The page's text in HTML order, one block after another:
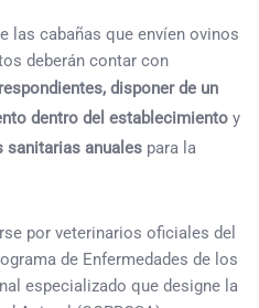
las cabañas que envíen ovinos
deberán contar con
disponer de un
dentro del establecimiento y
sanitarias anuales para la
por veterinarios oficiales del
de Enfermedades de los
especializado que designe la